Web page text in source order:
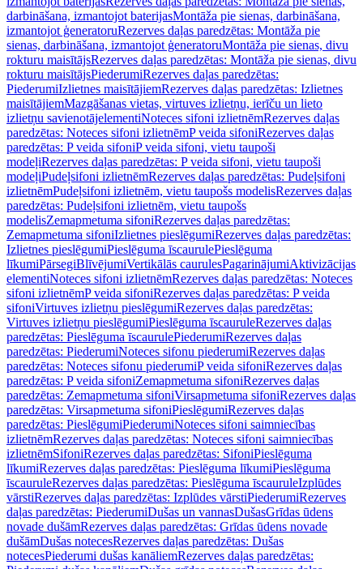
darbināšana, izmantojot baterijasMontāža pie sienas, darbināšana,
izmantojot ģeneratoruRezerves daļas paredzētas: Montāža pie
sienas, darbināšana, izmantojot ģeneratoruMontāža pie sienas, divu
rokturu maisītājsRezerves daļas paredzētas: Montāža pie sienas, divu
rokturu maisītājsPiederumiRezerves daļas paredzētas:
PiederumiIzlietnes maisītājiemRezerves daļas paredzētas: Izlietnes
maisītājiemMazgāšanas vietas, virtuves izlietņu, ierīču un lieto
izlietņu savienotājelementiNoteces sifoni izlietnēmRezerves daļas
paredzētas: Noteces sifoni izlietnēmP veida sifoniRezerves daļas
paredzētas: P veida sifoniP veida sifoni, vietu taupoši
modeļiRezerves daļas paredzētas: P veida sifoni, vietu taupoši
modeļiPudeļsifoni izlietnēmRezerves daļas paredzētas: Pudeļsifoni
izlietnēmPudeļsifoni izlietnēm, vietu taupošs modelisRezerves daļas
paredzētas: Pudeļsifoni izlietnēm, vietu taupošs
modelisZemapmetuma sifoniRezerves daļas paredzētas:
Zemapmetuma sifoniIzlietnes pieslēgumiRezerves daļas paredzētas:
Izlietnes pieslēgumiPieslēguma īscaurulePieslēguma
līkumiPārsegiBlīvējumiVertikālās caurulesPagarinājumiAktivizācijas
elementiNoteces sifoni izlietnēmRezerves daļas paredzētas: Noteces
sifoni izlietnēmP veida sifoniRezerves daļas paredzētas: P veida
sifoniVirtuves izlietņu pieslēgumiRezerves daļas paredzētas:
Virtuves izlietņu pieslēgumiPieslēguma īscauruleRezerves daļas
paredzētas: Pieslēguma īscaurulePiederumiRezerves daļas
paredzētas: PiederumiNoteces sifonu piederumiRezerves daļas
paredzētas: Noteces sifonu piederumiP veida sifoniRezerves daļas
paredzētas: P veida sifoniZemapmetuma sifoniRezerves daļas
paredzētas: Zemapmetuma sifoniVirsapmetuma sifoniRezerves daļas
paredzētas: Virsapmetuma sifoniPieslēgumiRezerves daļas
paredzētas: PieslēgumiPiederumiNoteces sifoni saimniecības
izlietnēmRezerves daļas paredzētas: Noteces sifoni saimniecības
izlietnēmSifoniRezerves daļas paredzētas: SifoniPieslēguma
līkumiRezerves daļas paredzētas: Pieslēguma līkumiPieslēguma
īscauruleRezerves daļas paredzētas: Pieslēguma īscauruleIzplūdes
vārstiRezerves daļas paredzētas: Izplūdes vārstiPiederumiRezerves
daļas paredzētas: PiederumiDušas un vannasDušasGrīdas ūdens
novade dušāmRezerves daļas paredzētas: Grīdas ūdens novade
dušāmDušas notecesRezerves daļas paredzētas: Dušas
notecesPiederumi dušas kanāliemRezerves daļas paredzētas: